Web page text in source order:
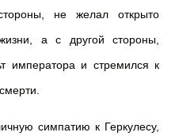
не желал открыто
а с другой стороны,
императора и стремился к
симпатию к Геркулесу,